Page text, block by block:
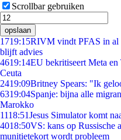
Scrollbar gebruiken
opslaan
1719:15RIVM vindt PFAS in al
blijft advies
4619:14EU bekritiseert Meta
Ceuta
2419:09Britney Spears: "Ik
6319:04Spanje: bijna alle
Marokko
1118:51Jesus Simulator komt
4018:50VS: kans op Russische
munitietekort wordt probleem